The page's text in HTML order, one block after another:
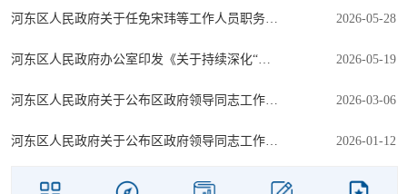
河东区人民政府关于任免宋玮等工作人员职务的通知 2026-05-28
河东区人民政府办公室印发《关于持续深化“高效办成一件事”打造至简... 2026-05-19
河东区人民政府关于公布区政府领导同志工作分工的通知 2026-03-06
河东区人民政府关于公布区政府领导同志工作分工的通知 2026-01-12